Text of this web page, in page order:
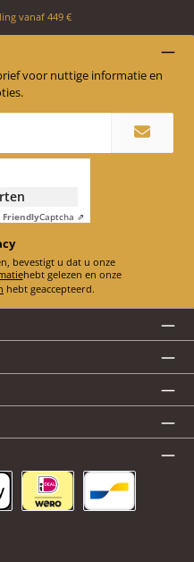
vanaf 449 €
voor nuttige informatie en
FriendlyCaptcha ⇗
Door doorgaan te selecteren, bevestigt u dat u onze
hebt gelezen en onze
hebt geaccepteerd.